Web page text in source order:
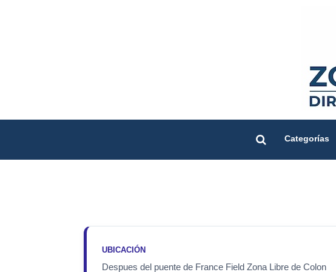
Categorías
UBICACIÓN
Despues del puente de France Field Zona Libre de Colon